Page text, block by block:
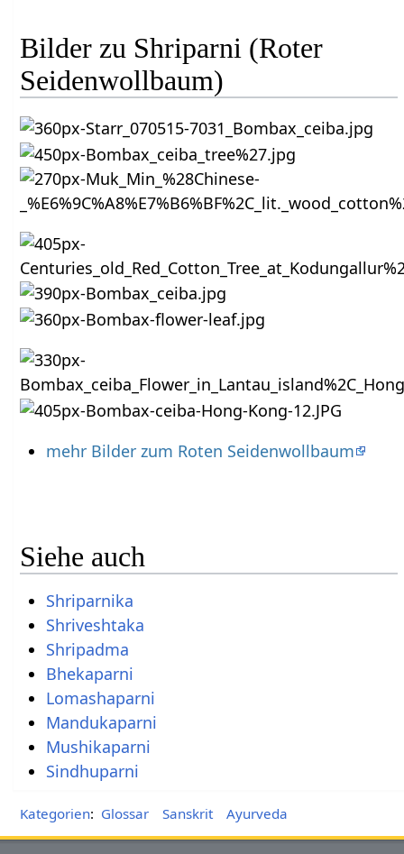
Bilder zu Shriparni (Roter
Seidenwollbaum)
mehr Bilder zum Roten Seidenwollbaum
Siehe auch
Shriparnika
Shriveshtaka
Shripadma
Bhekaparni
Lomashaparni
Mandukaparni
Mushikaparni
Sindhuparni
Kategorien: Glossar Sanskrit Ayurveda